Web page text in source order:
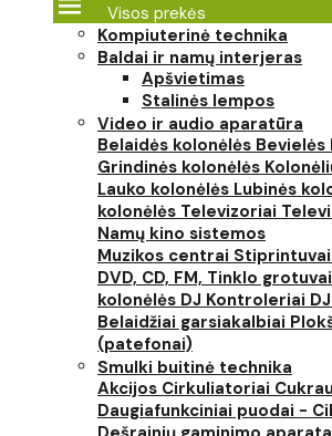
Visos prekės
Kompiuterinė technika
Baldai ir namų interjeras
Apšvietimas
Stalinės lempos
Video ir audio aparatūra
Belaidės kolonėlės Bevielės
Grindinės kolonėlės
Lauko kolonėlės Lubinės
kolonėlės Televizoriai
Namų kino sistemos
Muzikos centrai Stiprintuvai
DVD, CD, FM, Tinklo grotuvai
kolonėlės DJ Kontroleriai
Belaidžiai garsiakalbiai
(patefonai)
Smulki buitinė technika
Akcijos Cirkuliatoriai
Daugiafunkciniai puodai -